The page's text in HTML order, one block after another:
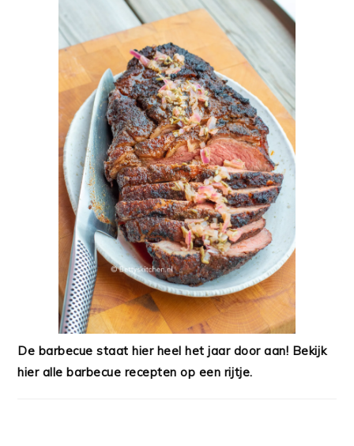
De barbecue staat hier heel het jaar door aan! Bekijk
hier alle barbecue recepten op een rijtje.